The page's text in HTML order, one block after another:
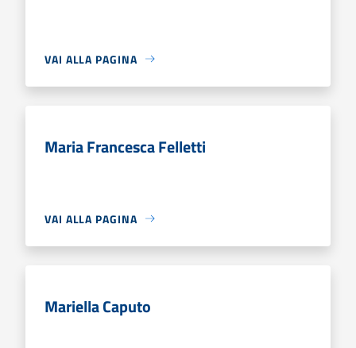
VAI ALLA PAGINA
Maria Francesca Felletti
VAI ALLA PAGINA
Mariella Caputo